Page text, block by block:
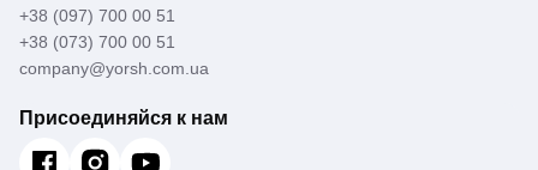
+38 (097) 700 00 51
+38 (073) 700 00 51
company@yorsh.com.ua
Присоединяйся к нам